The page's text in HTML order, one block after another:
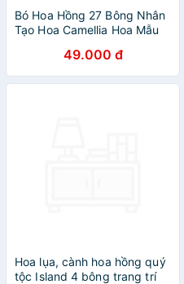
Bó Hoa Hồng 27 Bông Nhân
Tạo Hoa Camellia Hoa Mẫu
Cho Tiệc Cưới Văn Phòng
Trang Trí Nhà Cửa - HÀNG
CHÍNH HÃNG MINIIN
49.000 đ
Hoa lụa, cành hoa hồng quý
tộc Island 4 bông trang trí